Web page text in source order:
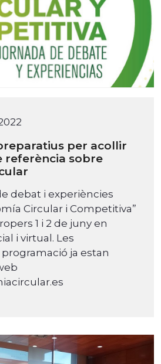
per acollir
referència sobre
debat i experiències
Circular i Competitiva”
1 i 2 de juny en
i virtual. Les
ja estan